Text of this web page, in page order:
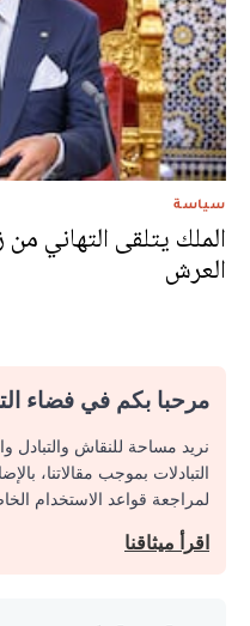
سياسة
الملك يتلقى التهاني
العرش
مرحبا بكم في فضاء
نريد مساحة للنقاش
التبادلات بموجب مقالاتنا،
لمراجعة قواعد الاستخدام
اقرأ ميثاقنا